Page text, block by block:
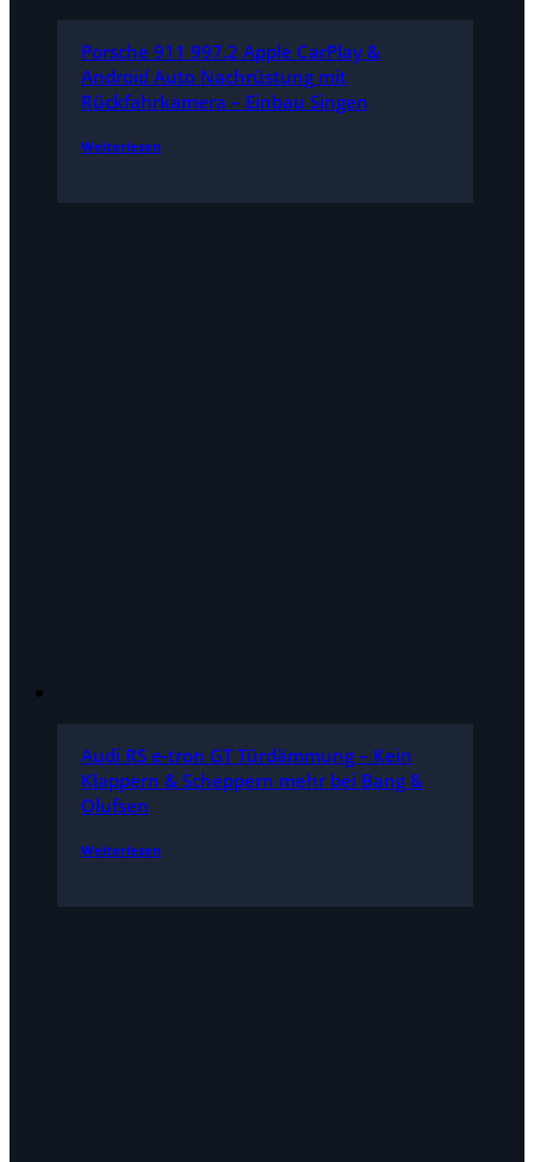
Porsche 911 997.2 Apple CarPlay &
Android Auto Nachrüstung mit
Rückfahrkamera – Einbau Singen
Weiterlesen
Audi RS e-tron GT Türdämmung – Kein
Klappern & Scheppern mehr bei Bang &
Olufsen
Weiterlesen